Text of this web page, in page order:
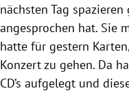
nächsten Tag
angesprochen hat. Sie
hatte für gestern
Konzert zu gehen. Da
CD’s aufgelegt und